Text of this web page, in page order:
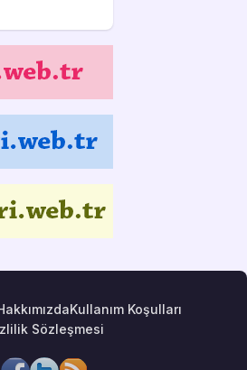
Kullanım Koşulları
Sözleşmesi